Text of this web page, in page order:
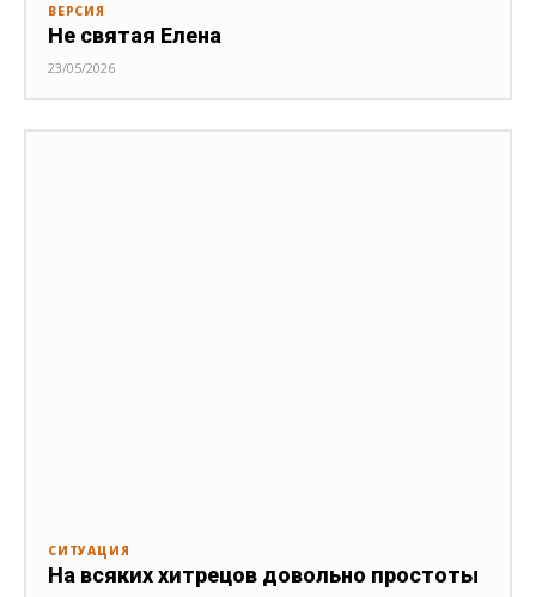
ВЕРСИЯ
Не святая Елена
23/05/2026
СИТУАЦИЯ
На всяких хитрецов довольно простоты